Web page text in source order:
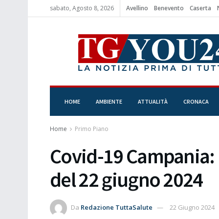
sabato, Agosto 8, 2026 Avellino Benevento Caserta
HOME AMBIENTE ATTUALITÀ CRONACA
Home Primo Piano
Covid-19
del 22 giugno 2024
Da Redazione TuttaSalute 22 Giugno 2024